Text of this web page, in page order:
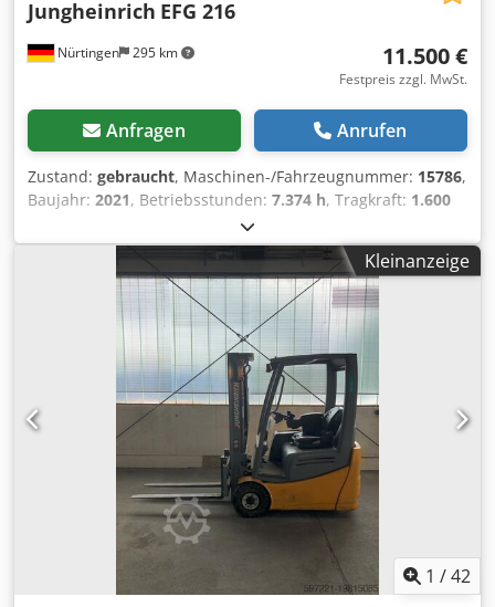
Nürtingen 295 km
Jungheinrich EFG 216
11.500 €
Festpreis zzgl. MwSt.
Anfragen Anrufen
Zustand: gebraucht, Maschinen-/Fahrzeugnummer: 15786,
Baujahr: 2021, Betriebsstunden: 7.374 h, Tragkraft: 1.600
, Freihub:
Lastschwerpunkt:500 mm, Kraftstofftyp:elektrisch,
Duplex , Bauhöhe:2.350 mm, Batteriespannung:
, Gabellänge: 1.150 mm , Vorderreifengröße:
Hinterreifengröße:
140/55-9
, 4868711 Seriennummer:
FN647042 Batterieangaben: 48 Volt Wartung und UVV-
Prüfung wurden durchgeführt. Batterieladegerät ist im
Lieferumfang enthalten. Chsdpfx Asw R Az Den Hoa
Kleinanzeige
1 /42